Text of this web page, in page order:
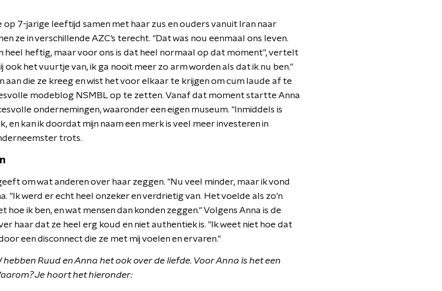
7-jarige leeftijd samen met haar zus en ouders vanuit Iran naar
ze in verschillende AZC's terecht. "Dat was nou eenmaal ons leven.
heel heftig, maar voor ons is dat heel normaal op dat moment", vertelt
ook het vuurtje van, ik ga nooit meer zo arm worden als dat ik nu ben."
aan die ze kreeg en wist het voor elkaar te krijgen om cum laude af te
modeblog NSMBL op te zetten. Vanaf dat moment startte Anna
ondernemingen, waaronder een eigen museum. "Inmiddels is
en kan ik doordat mijn naam een merk is veel meer investeren in
trots.
om wat anderen over haar zeggen. "Nu veel minder, maar ik vond
"Ik werd er echt heel onzeker en verdrietig van. Het voelde als zo’n
hoe ik ben, en wat mensen dan konden zeggen." Volgens Anna is de
haar dat ze heel erg koud en niet authentiek is. "Ik weet niet hoe dat
een disconnect die ze met mij voelen en ervaren."
hebben Ruud en Anna het ook over de liefde. Voor Anna is het een
Je hoort het hieronder: